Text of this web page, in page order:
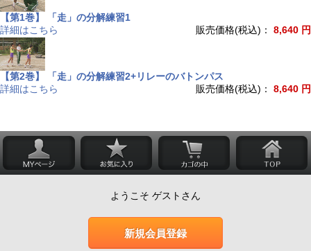
【第1巻】 「走」の分解練習1
販売価格(税込)：
8,640 円
詳細はこちら
【第2巻】 「走」の分解練習2+リレーのバトンパス
販売価格(税込)：
8,640 円
詳細はこちら
ようこそ ゲストさん
新規会員登録